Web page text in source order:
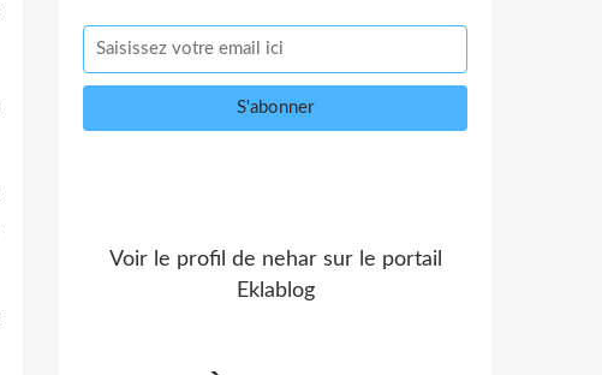
Voir le profil de neharsur le portail
Eklablog